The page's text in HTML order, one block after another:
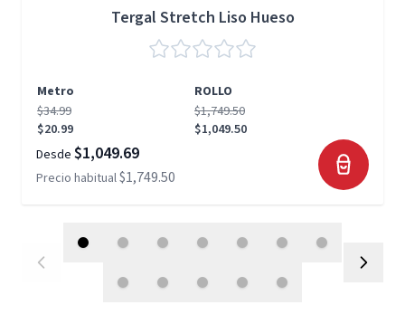
Tergal Stretch Liso Hueso
Metro
ROLLO
$34.99
$20.99
$1,749.50
$1,049.50
Desde $1,049.69
Precio habitual$1,749.50